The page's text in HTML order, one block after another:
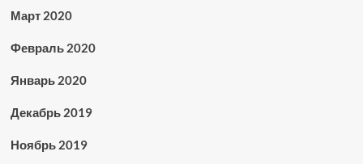
Март 2020
Февраль 2020
Январь 2020
Декабрь 2019
Ноябрь 2019